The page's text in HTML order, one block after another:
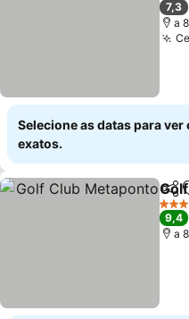
7,3
a
Selecione as datas para ver
exatos.
5
9,4
a